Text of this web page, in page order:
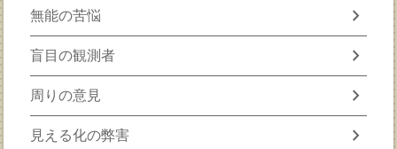
無能の苦悩 chevron_right
盲目の観測者 chevron_right
周りの意見 chevron_right
見える化の弊害 chevron_right